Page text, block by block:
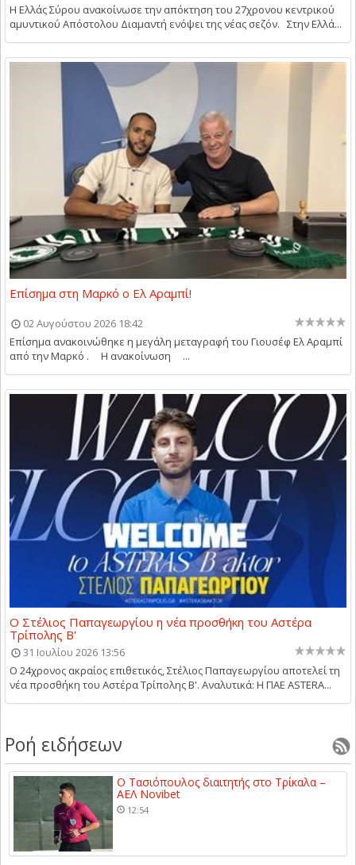
Η Ελλάς Σύρου ανακοίνωσε την απόκτηση του 27χρονου κεντρικού
αμυντικού Απόστολου Διαμαντή ενόψει της νέας σεζόν. Στην Ελλά...
Επίσημα στη Μαρκό ο Ελ Αραμπί!
02 Αυγούστου 2026 18:42
Επίσημα ανακοινώθηκε η μεγάλη μεταγραφή του Γιουσέφ Ελ Αραμπί
από την Μαρκό . Η ανακοίνωση ...
Ο Στέλιος Παπαγεωργίου η νέα προσθήκη του Αστέρα
Τρίπολης Β'
31 Ιουλίου 2026 13:56
Ο 24χρονος ακραίος επιθετικός, Στέλιος Παπαγεωργίου αποτελεί τη
νέα προσθήκη του Αστέρα Τρίπολης Β'. Αναλυτικά: Η ΠΑΕ ASTERA...
Ροή ειδήσεων
Ο Τασιόπουλος διαιτητής στο Τρίκαλα –
ΑΕΛ Novibet
12:54